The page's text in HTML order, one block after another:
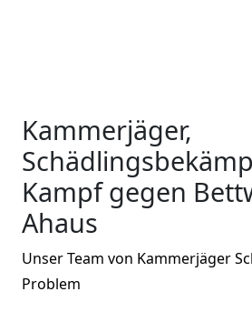
Kammerjäger,
Kampf gegen
Ahaus
Unser Team von Kammerjäger
Problem